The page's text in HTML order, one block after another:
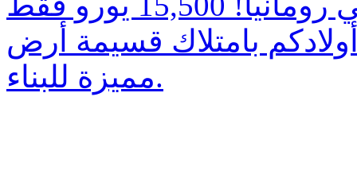
بامتلاك قسيمة أرض
مميزة للبناء.